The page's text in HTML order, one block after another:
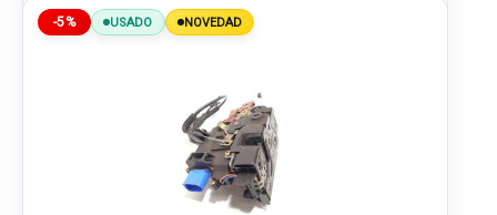
-5% USADO NOVEDAD